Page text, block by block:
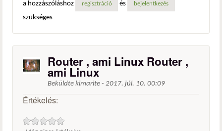
a hozzászóláshoz regisztráció és bejelentkezés
szükséges
Router , ami Linux Router ,
ami Linux
Beküldte kimarite - 2017. júl. 10. 00:09
Értékelés: